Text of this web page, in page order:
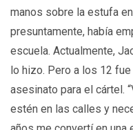
manos sobre la estufa
presuntamente, había
escuela. Actualmente,
lo hizo. Pero a los 12
asesinato para el cártel.
estén en las calles y